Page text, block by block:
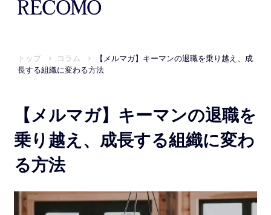
トップ コラム
【メルマガ】キーマンの退職を乗り越え、成
長する組織に変わる方法
【メルマガ】キーマンの退職を
乗り越え、成長する組織に変わ
る方法